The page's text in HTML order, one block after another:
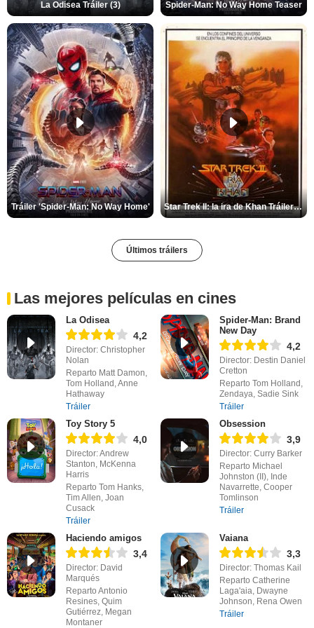
La Odisea Tráiler (3) Spider-Man: No Way Home Teaser
Tráiler 'Spider-Man: No Way Home' Star Trek II: la ira de Khan Tráiler VO
Últimos tráilers
Las mejores películas en cines
La Odisea
4,2
Director: Christopher
Nolan
Reparto Matt Damon,
Tom Holland, Anne
Hathaway
Tráiler
Spider-Man: Brand
New Day
4,2
Director: Destin Daniel
Cretton
Reparto Tom Holland,
Zendaya, Sadie Sink
Tráiler
Toy Story 5
4,0
Director: Andrew
Stanton, McKenna
Harris
Reparto Tom Hanks,
Tim Allen, Joan
Cusack
Tráiler
Obsession
3,9
Director: Curry Barker
Reparto Michael
Johnston (II), Inde
Navarrette, Cooper
Tomlinson
Tráiler
Haciendo amigos
3,4
Director: David
Marqués
Reparto Antonio
Resines, Quim
Gutiérrez, Megan
Montaner
Vaiana
3,3
Director: Thomas Kail
Reparto Catherine
Laga'aia, Dwayne
Johnson, Rena Owen
Tráiler